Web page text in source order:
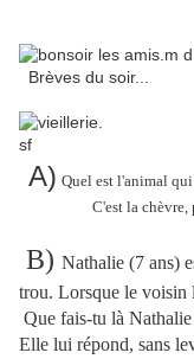
Brèves du soir...
A) Quel est l'animal
C'est la
B) Nathalie (7 ans)
trou. Lorsque le voisin
Que fais-tu là Nathalie
Elle lui répond, sans